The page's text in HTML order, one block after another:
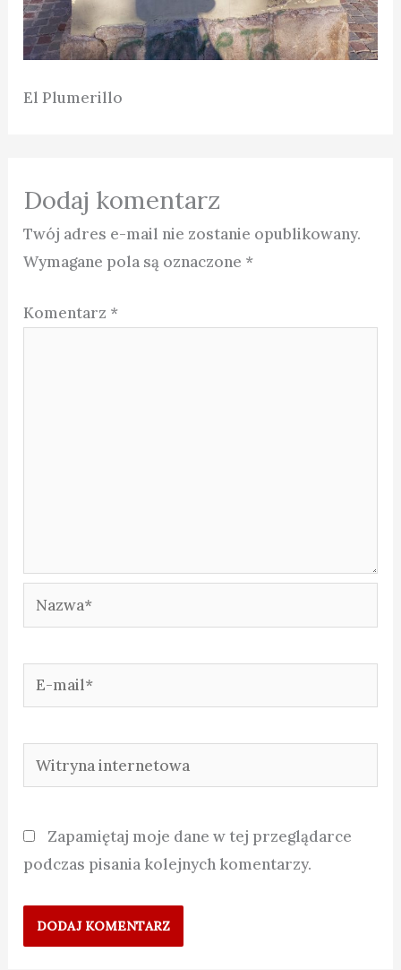
El Plumerillo
Dodaj komentarz
Twój adres e-mail nie zostanie opublikowany.
Wymagane pola są oznaczone *
Komentarz *
Nazwa*
E-
mail*
Witryna
internetowa
Zapamiętaj moje dane w tej przeglądarce
podczas pisania kolejnych komentarzy.